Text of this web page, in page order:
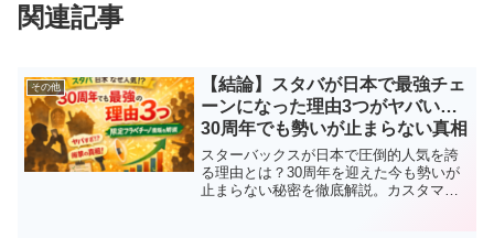
関連記事
その他
【結論】スタバが日本で最強チェ
ーンになった理由3つがヤバい…
30周年でも勢いが止まらない真相
スターバックスが日本で圧倒的人気を誇
る理由とは？30周年を迎えた今も勢いが
止まらない秘密を徹底解説。カスタマイ